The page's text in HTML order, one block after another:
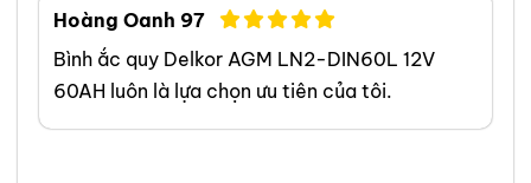
Hoàng Oanh 97
Bình ắc quy Delkor AGM LN2-DIN60L 12V
60AH luôn là lựa chọn ưu tiên của tôi.